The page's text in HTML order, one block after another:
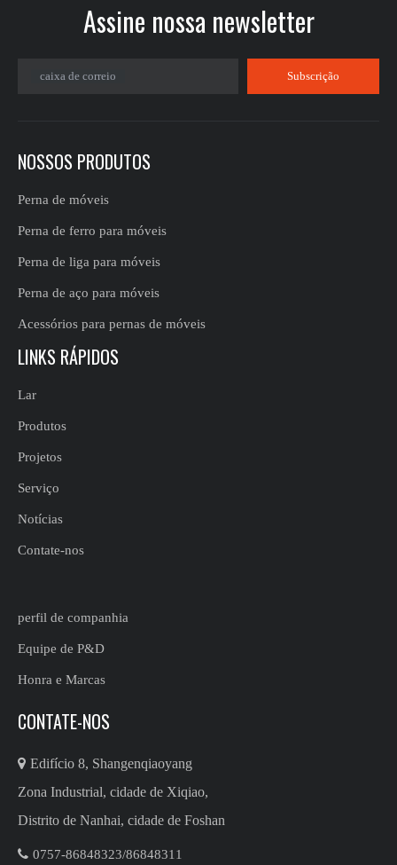
Assine nossa newsletter​​​​​​​
caixa de correio Subscrição
NOSSOS PRODUTOS
Perna de móveis
Perna de ferro para móveis
Perna de liga para móveis
Perna de aço para móveis
Acessórios para pernas de móveis
LINKS RÁPIDOS
Lar
Produtos
Projetos
Serviço
Notícias
Contate-nos
perfil de companhia
Equipe de P&D
Honra e Marcas
CONTATE-NOS
 Edifício 8, Shangenqiaoyang
Zona Industrial, cidade de Xiqiao,
Distrito de Nanhai, cidade de Foshan
 0757-86848323/86848311​​​​​​​